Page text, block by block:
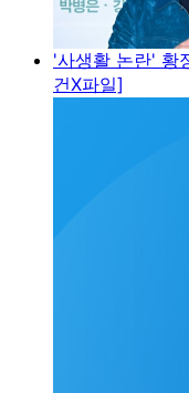
'사생활 논란' 황
건X파일]